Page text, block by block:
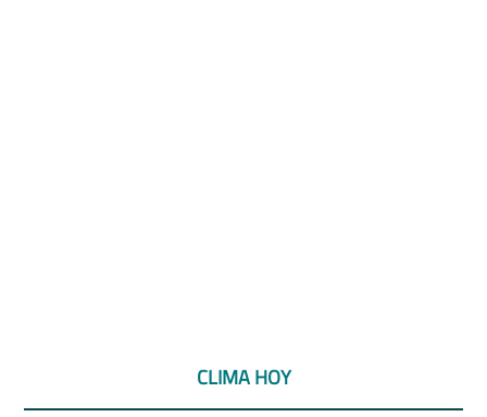
CLIMA HOY